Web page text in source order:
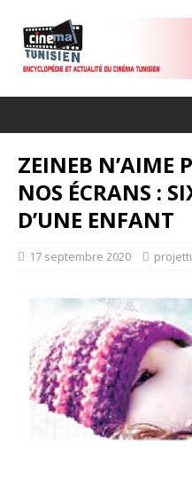
ZEINEB N’AIME
NOS ÉCRANS :
D’UNE ENFANT
17 septembre 2020